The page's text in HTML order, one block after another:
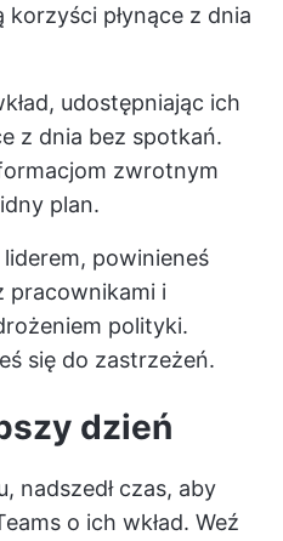
płynące z dnia
udostępniając ich
z dnia bez spotkań.
zwrotnym
plan.
powinieneś
pracownikami i
polityki.
się do zastrzeżeń.
dzień
nadszedł czas, aby
o ich wkład. Weź